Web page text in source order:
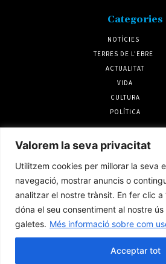
Valorem la seva privacitat
Utilitzem cookies per millorar la seva
navegació, mostrar anuncis o
analitzar el nostre trànsit. En fer clic a
dóna el seu consentiment al nostre ús
galetes. Més informació sobre com
Acceptar tot
Categories
NOTÍCIES
TERRES DE L'EBRE
ACTUALITAT
VIDA
CULTURA
POLÍTICA
El Servei Meteorològic de
nou avís per intensitat de pluja per
la tarda
2 agost 2026
La Terra Alta reclama «justícia
en el PLATER, una moratòria
repotenciació dels parcs existents
5 agost 2026